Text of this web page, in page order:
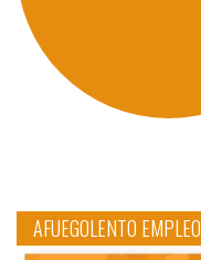
AFUEGOLENTO EMPLEO